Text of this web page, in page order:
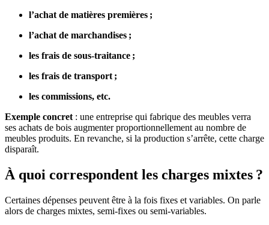
l’achat de matières premières ;
l’achat de marchandises ;
les frais de sous-traitance ;
les frais de transport ;
les commissions, etc.
Exemple concret : une entreprise qui fabrique des meubles verra
ses achats de bois augmenter proportionnellement au nombre de
meubles produits. En revanche, si la production s’arrête, cette charge
disparaît.
À quoi correspondent les charges mixtes ?
Certaines dépenses peuvent être à la fois fixes et variables. On parle
alors de charges mixtes, semi-fixes ou semi-variables.